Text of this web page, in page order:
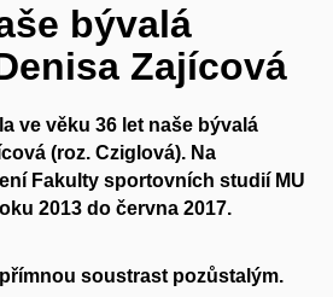
bývalá
Zajícová
ve věku 36 let naše bývalá
(roz. Cziglová). Na
Fakulty sportovních studií MU
2013 do června 2017.
soustrast pozůstalým.